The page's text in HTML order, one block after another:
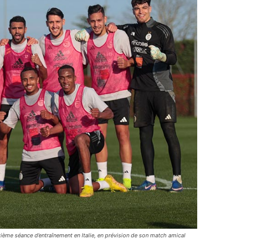
séance d’entraînement en Italie, en prévision de son match amical